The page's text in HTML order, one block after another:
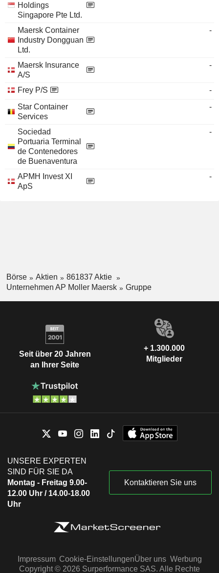
Holdings
Singapore Pte Ltd.
Maersk Container
Industry Dongguan
Ltd.
-
Maersk Insurance
A/S
-
Frey P/S
-
Star Container
Services
-
Sociedad
Portuaria Terminal
de Contenedores
de Buenaventura
-
APMH Invest XI
ApS
-
Börse Aktien
861837 Aktie
Unternehmen AP Moller Maersk
Gruppe
Seit über 20 Jahren
an Ihrer Seite
+ 1.300.000
Mitglieder
UNSERE EXPERTEN
SIND FÜR SIE DA
Montag - Freitag 9.00-
12.00 Uhr / 14.00-18.00
Uhr
Kontaktieren Sie uns
Impressum Cookie-EinstellungenÜber uns Werbung
Copyright © 2026 Surperformance SAS. Alle Rechte